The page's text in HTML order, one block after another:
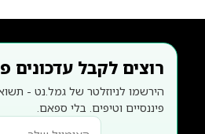
רוצים לקבל עדכונים
הירשמו לניוזלטר של גמל.נט -
פיננסיים וטיפים. בלי ספאם.